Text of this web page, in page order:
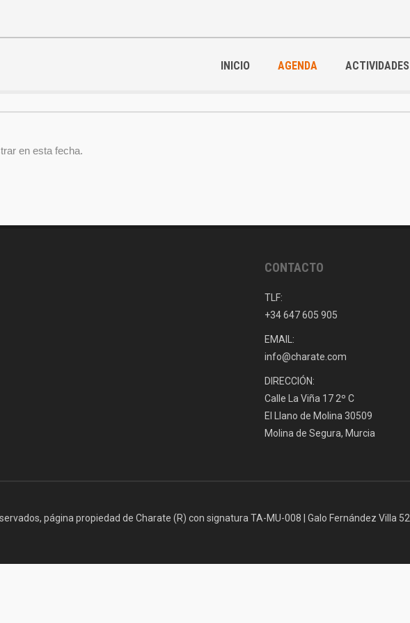
INICIO AGENDA ACTIVIDADES
en esta fecha.
CONTACTO
TLF:
+34 647 605 905
EMAIL:
info@charate.com
DIRECCIÓN:
Calle La Viña 17 2º C
El Llano de Molina 30509
Molina de Segura, Murcia
página propiedad de Charate (R) con signatura TA-MU-008 | Galo Fernández Villa